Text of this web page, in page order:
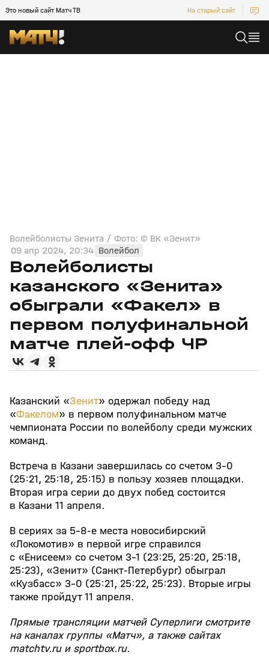
Это новый сайт Матч ТВ На старый сайт
Волейболисты Зенита / Фото: © ВК «Зенит»
09 апр 2024, 20:34 Волейбол
Волейболисты
казанского «Зенита»
обыграли «Факел» в
первом полуфинальной
матче плей‑офф ЧР
Казанский «Зенит» одержал победу над
«Факелом» в первом полуфинальном матче
чемпионата России по волейболу среди мужских
команд.
Встреча в Казани завершилась со счетом 3–0
(25:21, 25:18, 25:15) в пользу хозяев площадки.
Вторая игра серии до двух побед состоится
в Казани 11 апреля.
В сериях за 5–8‑е места новосибирский
«Локомотив» в первой игре справился
с «Енисеем» со счетом 3–1 (23:25, 25:20, 25:18,
25:23), «Зенит» (Санкт‑Петербург) обыграл
«Кузбасс» 3–0 (25:21, 25:22, 25:23). Вторые игры
также пройдут 11 апреля.
Прямые трансляции матчей Суперлиги смотрите
на каналах группы «Матч», а также сайтах
matchtv.ru и sportbox.ru.